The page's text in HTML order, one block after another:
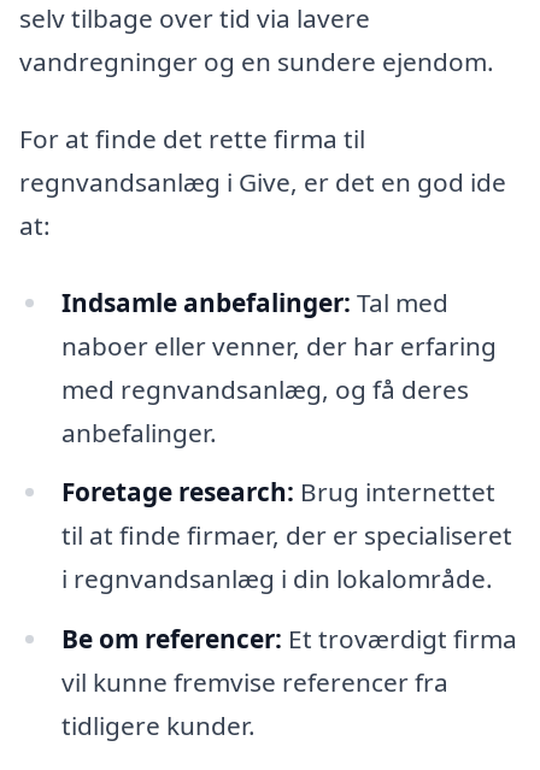
selv tilbage over tid via lavere
vandregninger og en sundere ejendom.
For at finde det rette firma til
regnvandsanlæg i Give, er det en god ide
at:
Indsamle anbefalinger: Tal med
naboer eller venner, der har erfaring
med regnvandsanlæg, og få deres
anbefalinger.
Foretage research: Brug internettet
til at finde firmaer, der er specialiseret
i regnvandsanlæg i din lokalområde.
Be om referencer: Et troværdigt firma
vil kunne fremvise referencer fra
tidligere kunder.